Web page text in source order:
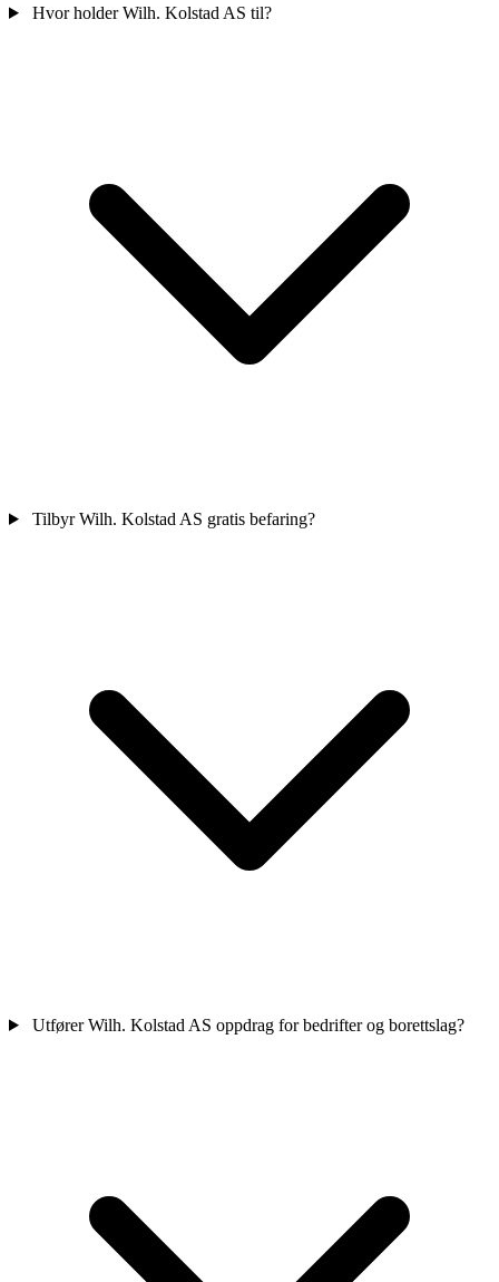
Hvor holder Wilh. Kolstad AS til?
Tilbyr Wilh. Kolstad AS gratis befaring?
Utfører Wilh. Kolstad AS oppdrag for bedrifter og borettslag?